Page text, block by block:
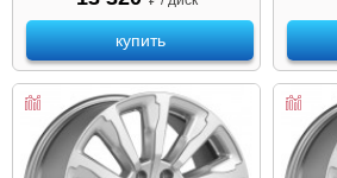
купить